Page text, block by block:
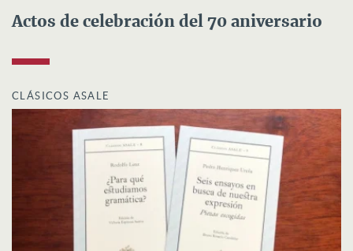
Actos de celebración del 70 aniversario
CLÁSICOS ASALE